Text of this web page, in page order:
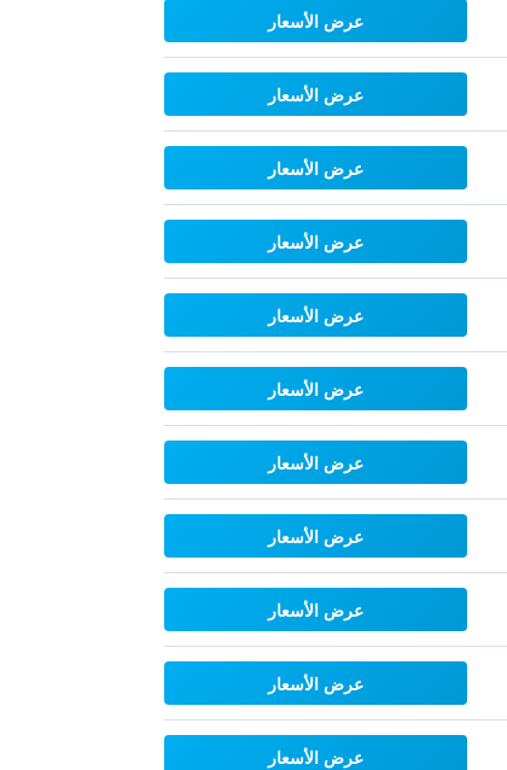
عرض الأسعار
عرض الأسعار
عرض الأسعار
عرض الأسعار
عرض الأسعار
عرض الأسعار
عرض الأسعار
عرض الأسعار
عرض الأسعار
عرض الأسعار
عرض الأسعار